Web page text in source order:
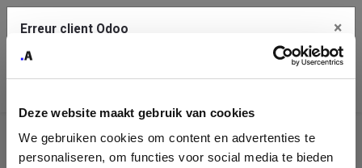
Deze website maakt gebruik van cookies
We gebruiken cookies om content en advertenties te
personaliseren, om functies voor social media te bieden
Identification
Erreur client Odoo ×
Une erreur s'est produite
Utilisez le bouton Copier pour reporter cette erreur à votre
service de support.